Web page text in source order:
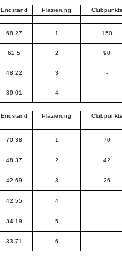
Endstand Plazierung
68,27 1 150
62,5 2 90
48,22 3 -
39,01 4 -
Endstand Plazierung
70,38 1 70
48,37 2 42
42,69 3 26
42,55 4
34,19 5
33,71 6